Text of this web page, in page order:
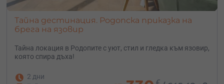
Тайна дестинация. Родопска приказка на
брега на язовир
Тайна локация в Родопите с уют, стил и гледка към язовир,
която спира дъха!
2 дни